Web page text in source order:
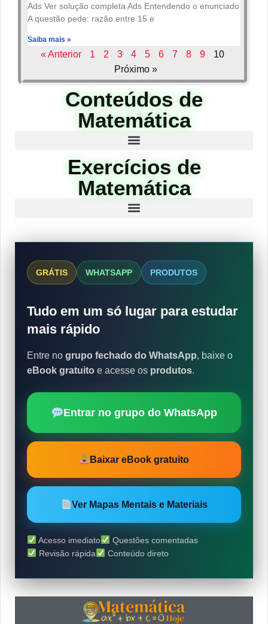
Ads Ver solução completa Ads Entendendo o enunciado
A questão pede: razão entre 15 e
Saiba mais »
« Anterior 1 2 3 4 5 6 7 8 9
10
Próximo »
Conteúdos de
Matemática
Exercícios de
Matemática
GRÁTIS WHATSAPP PRODUTOS
Tudo em um só lugar para estudar
mais rápido
Entre no grupo fechado do WhatsApp, baixe o
eBook gratuito e acesse os produtos.
Entrar no grupo do WhatsApp
Baixar eBook gratuito
Ver Mapas Mentais e Materiais
Acesso imediato
Questões comentadas
Revisão rápida
Conteúdo direto